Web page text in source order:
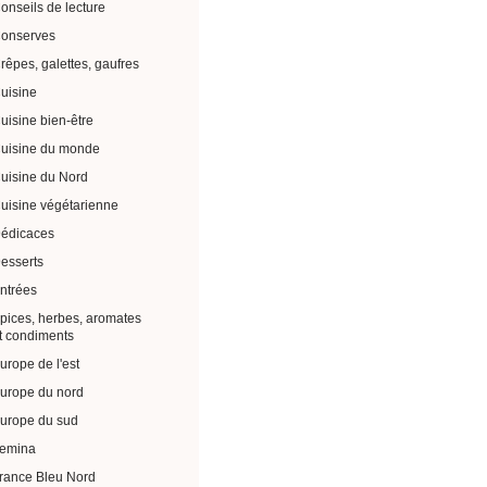
de lecture
galettes, gaufres
bien-être
du monde
du Nord
végétarienne
herbes, aromates
condiments
de l'est
du nord
du sud
Bleu Nord